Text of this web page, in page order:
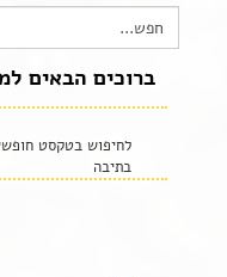
Search
for:
ברוכים הבאים
לחיפוש בטקסט
בתיבה